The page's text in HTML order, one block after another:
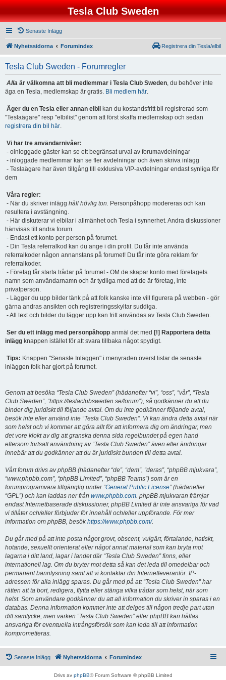
Tesla Club Sweden
Senaste Inlägg
Nyhetssidorna Forumindex Registrera din Tesla/elbil
Tesla Club Sweden - Forumregler
Alla är välkomna att bli medlemmar i Tesla Club Sweden, du behöver inte
äga en Tesla, medlemskap är gratis. Bli medlem här.
Äger du en Tesla eller annan elbil kan du kostandsfritt bli registrerad som
"Teslaägare" resp "elbilist" genom att först skaffa medlemskap och sedan
registrera din bil här.
Vi har tre användarnivåer:
- oinloggade gäster kan se ett begränsat urval av forumavdelningar
- inloggade medlemmar kan se fler avdelningar och även skriva inlägg
- Teslaägare har även tillgång till exklusiva VIP-avdelningar endast synliga för
dem
Våra regler:
- När du skriver inlägg håll hövlig ton. Personpåhopp modereras och kan
resultera i avstängning.
- Här diskuterar vi elbilar i allmänhet och Tesla i synnerhet. Andra diskussioner
hänvisas till andra forum.
- Endast ett konto per person på forumet.
- Din Tesla referralkod kan du ange i din profil. Du får inte använda
referralkoder någon annanstans på forumet! Du får inte göra reklam för
referralkoder.
- Företag får starta trådar på forumet - OM de skapar konto med företagets
namn som användarnamn och är tydliga med att de är företag, inte
privatperson.
- Lägger du upp bilder tänk på att folk kanske inte vill figurera på webben - gör
gärna andras ansikten och registreringsskyltar suddiga.
- All text och bilder du lägger upp kan fritt användas av Tesla Club Sweden.
Ser du ett inlägg med personpåhopp anmäl det med [!] Rapportera detta
inlägg knappen istället för att svara tillbaka något spydigt.
Tips: Knappen "Senaste Inläggen" i menyraden överst listar de senaste
inläggen folk har gjort på forumet.
Genom att besöka “Tesla Club Sweden” (hädanefter “vi”, “oss”, “vår”, “Tesla
Club Sweden”, “https://teslaclubsweden.se/forum”), så godkänner du att du
binder dig juridiskt till följande avtal. Om du inte godkänner följande avtal,
besök inte eller använd inte “Tesla Club Sweden”. Vi kan ändra detta avtal när
som helst och vi kommer att göra allt för att informera dig om ändringar, men
det vore klokt av dig att granska denna sida regelbundet på egen hand
eftersom fortsatt användning av “Tesla Club Sweden” även efter ändringar
innebär att du godkänner att du är juridiskt bunden till detta avtal.
Vårt forum drivs av phpBB (hädanefter “de”, “dem”, “deras”, “phpBB mjukvara”,
“www.phpbb.com”, “phpBB Limited”, “phpBB Teams”) som är en
forumprogramvara tillgänglig under “General Public License” (hädanefter
“GPL”) och kan laddas ner från www.phpbb.com. phpBB mjukvaran främjar
endast Internetbaserade diskussioner, phpBB Limited är inte ansvariga för vad
vi tillåter och/eller förbjuder för innehåll och/eller uppförande. För mer
information om phpBB, besökhttps://www.phpbb.com/.
Du går med på att inte posta något grovt, obscent, vulgärt, förtalande, hatiskt,
hotande, sexuellt orienterat eller något annat material som kan bryta mot
lagarna i ditt land, lagar i landet där “Tesla Club Sweden” finns, eller
internationell lag. Om du bryter mot detta så kan det leda till omedelbar och
permanent bannlysning samt att vi kontaktar din Internetleverantör. IP-
adressen för alla inlägg sparas. Du går med på att “Tesla Club Sweden” har
rätten att ta bort, redigera, flytta eller stänga vilka trådar som helst, när som
helst. Som användare godkänner du att all information du skriver in sparas i en
databas. Denna information kommer inte att delges till någon tredje part utan
ditt samtycke, men varken “Tesla Club Sweden” eller phpBB kan hållas
ansvariga för eventuella intrångsförsök som kan leda till att information
komprometteras.
Senaste Inlägg Nyhetssidorna Forumindex
Drivs av phpBB® Forum Software © phpBB Limited